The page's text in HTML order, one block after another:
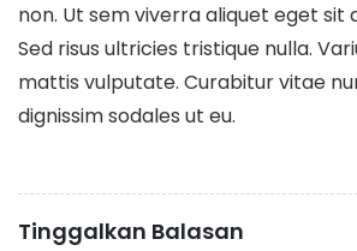
non. Ut sem viverra aliquet eget sit
Sed risus ultricies tristique nulla.
mattis vulputate. Curabitur vitae
dignissim sodales ut eu.
Tinggalkan Balasan